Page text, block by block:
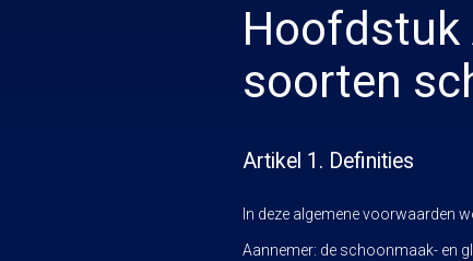
Hoofdstuk
soorten
Artikel 1. Definities
In deze algemene voorwaarden
Aannemer: de schoonmaak- en